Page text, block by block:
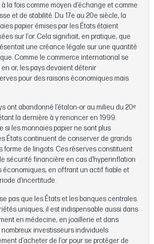
à la fois comme moyen d’échange et comme
et de stabilité. Du 17e au 20e siècle, la
papier émises par les États étaient
sur l’or. Cela signifiait, en pratique, que
une créance légale sur une quantité
Comme le commerce international se
or, les pays devaient détenir
pour des raisons économiques mais
ont abandonné l’étalon-or au milieu du 20ᵉ
la dernière à y renoncer en 1999.
si les monnaies papier ne sont plus
États continuent de conserver de grands
forme de lingots. Ces réserves constituent
sécurité financière en cas d’hyperinflation
économiques, en offrant un actif fiable et
d’incertitude.
pas que les États et les banques centrales.
uniques, il est indispensable aussi dans
en médecine, en joaillerie et dans
nombreux investisseurs individuels
d’acheter de l’or pour se protéger de